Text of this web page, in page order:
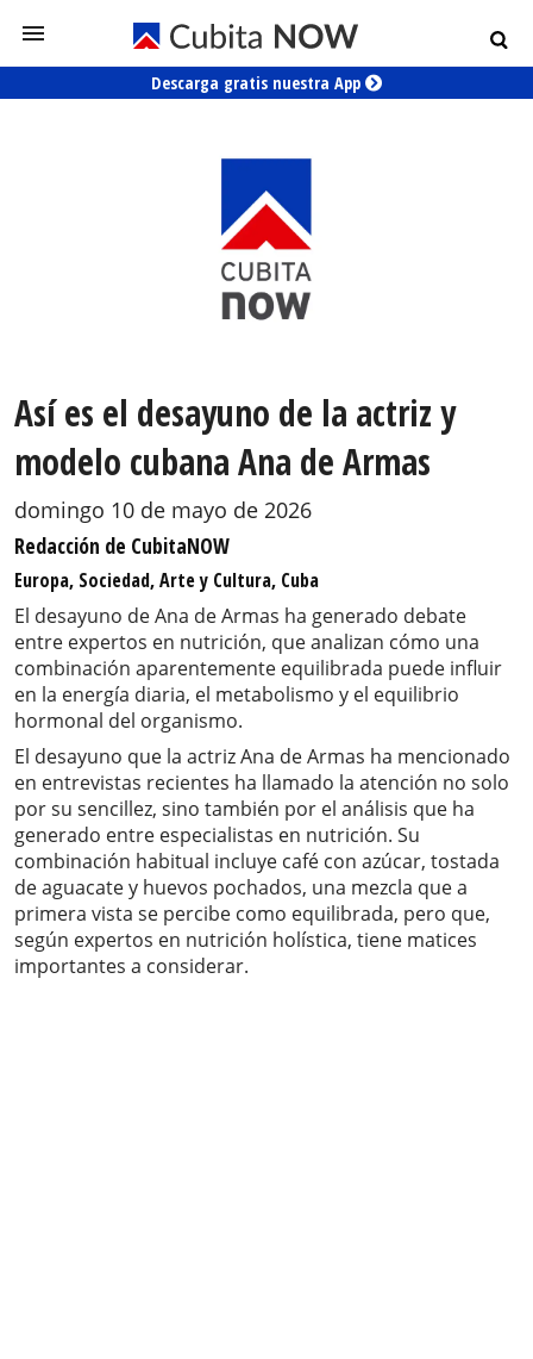
Descarga gratis nuestra App
Así es el desayuno de la actriz y
modelo cubana Ana de Armas
domingo 10 de mayo de 2026
Redacción de CubitaNOW
Europa, Sociedad, Arte y Cultura, Cuba
El desayuno de Ana de Armas ha generado debate
entre expertos en nutrición, que analizan cómo una
combinación aparentemente equilibrada puede influir
en la energía diaria, el metabolismo y el equilibrio
hormonal del organismo.
El desayuno que la actriz Ana de Armas ha mencionado
en entrevistas recientes ha llamado la atención no solo
por su sencillez, sino también por el análisis que ha
generado entre especialistas en nutrición. Su
combinación habitual incluye café con azúcar, tostada
de aguacate y huevos pochados, una mezcla que a
primera vista se percibe como equilibrada, pero que,
según expertos en nutrición holística, tiene matices
importantes a considerar.